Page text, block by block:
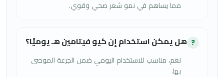
مما يساهم في نمو شعر صحي وقوي.
? هل يمكن استخدام إن كيو فيتامين هـ يوميًا؟
نعم، مناسب للاستخدام اليومي ضمن الجرعة الموصى
بها.